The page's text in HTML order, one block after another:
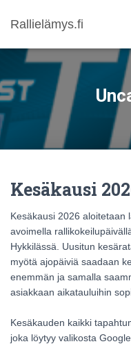
Rallielämys.fi
Kesäkausi
Kesäkausi 2026 aloitetaan
avoimella
Hykkilässä. Uusitun
myötä ajopäiviä saadaan
enemmän ja samalla
asiakkaan aikatauluihin
Kesäkauden kaikki
joka löytyy valikosta